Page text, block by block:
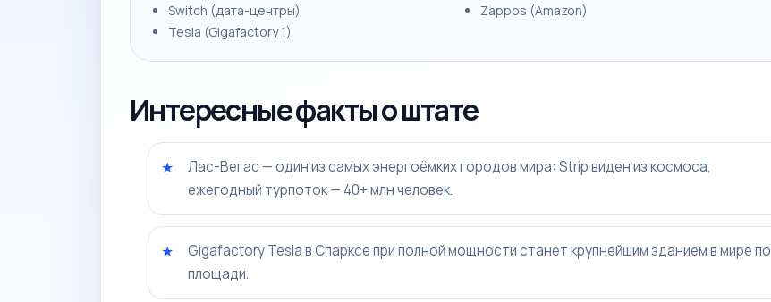
Switch (дата-центры)
Zappos (Amazon)
Tesla (Gigafactory 1)
Интересные факты о штате
Лас-Вегас — один из самых энергоёмких городов мира: Strip виден из космоса,
ежегодный турпоток — 40+ млн человек.
Gigafactory Tesla в Спарксе при полной мощности станет крупнейшим зданием в мире по
площади.